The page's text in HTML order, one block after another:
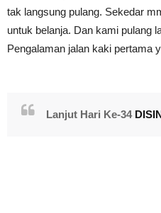
tak langsung pulang. Sekedar
untuk belanja. Dan kami pulang
Pengalaman jalan kaki pertama
Lanjut Hari Ke-34